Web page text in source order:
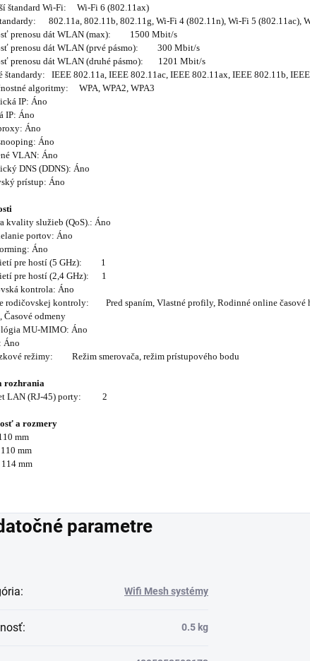
štandard Wi-Fi: Wi-Fi 6 (802.11ax)
802.11a, 802.11b, 802.11g, Wi-Fi 4 (802.11n), Wi-Fi 5 (802.11ac),
prenosu dát WLAN (max): 1500 Mbit/s
prenosu dát WLAN (prvé pásmo): 300 Mbit/s
prenosu dát WLAN (druhé pásmo): 1201 Mbit/s
štandardy: IEEE 802.11a, IEEE 802.11ac, IEEE 802.11ax, IEEE 802.11b,
algoritmy: WPA, WPA2, WPA3
IP: Áno
IP: Áno
Áno
Áno
VLAN: Áno
DNS (DDNS): Áno
prístup: Áno
kvality služieb (QoS).: Áno
portov: Áno
Áno
pre hostí (5 GHz): 1
pre hostí (2,4 GHz): 1
kontrola: Áno
rodičovskej kontroly: Pred spaním, Vlastné profily, Rodinné online časové
Časové odmeny
MU-MIMO: Áno
Áno
režimy: Režim smerovača, režim prístupového bodu
rozhrania
LAN (RJ-45) porty: 2
a rozmery
mm
mm
mm
parametre
: Wifi Mesh systémy
: 0.5 kg